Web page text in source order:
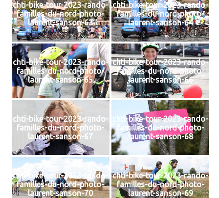
chti-bike-tour-2023-rando-
familles-du-nord-photo-
laurent-sanson-63
chti-bike-tour-2023-rando-
familles-du-nord-photo-
laurent-sanson-64
chti-bike-tour-2023-rando-
familles-du-nord-photo-
laurent-sanson-65
chti-bike-tour-2023-rando-
familles-du-nord-photo-
laurent-sanson-66
chti-bike-tour-2023-rando-
familles-du-nord-photo-
laurent-sanson-67
chti-bike-tour-2023-rando-
familles-du-nord-photo-
laurent-sanson-68
chti-bike-tour-2023-rando-
familles-du-nord-photo-
laurent-sanson-70
chti-bike-tour-2023-rando-
familles-du-nord-photo-
laurent-sanson-69